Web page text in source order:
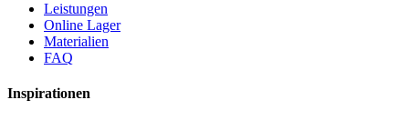
Leistungen
Online Lager
Materialien
FAQ
Inspirationen